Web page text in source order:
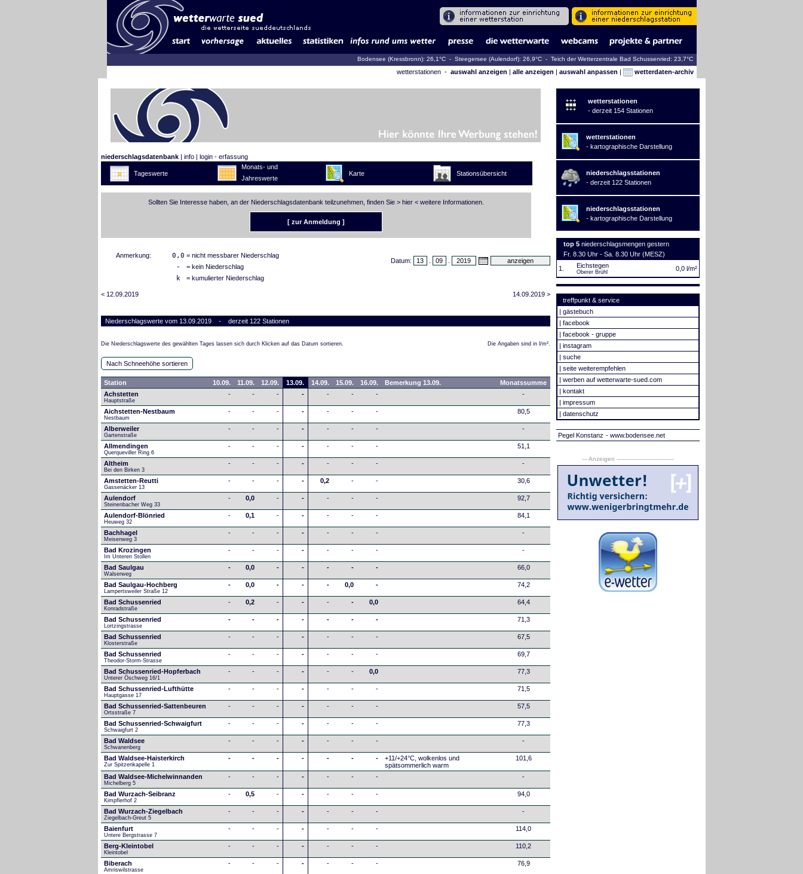
Bodensee (Kressbronn): 26,1°C - Steegersee (Aulendorf): 26,9°C - Teich der Wetterzentrale Bad Schussenried: 23,7°C
wetterstationen - auswahl anzeigen | alle anzeigen | auswahl anpassen | wetterdaten-archiv
niederschlagsdatenbank| info| login - erfassung
Tageswerte
Monats- und
Jahreswerte
Karte Stationsübersicht
Sollten Sie Interesse haben, an der Niederschlagsdatenbank teilzunehmen, finden Sie > hier< weitere Informationen.
[ zur Anmeldung ]
Datum:
Anmerkung: 0,0 = nicht messbarer Niederschlag
- = kein Niederschlag
k = kumulierter Niederschlag
< 12.09.2019 14.09.2019 >
Niederschlagswerte vom 13.09.2019 - derzeit 122 Stationen
Die Niederschlagswerte des gewählten Tages lassen sich durch Klicken auf das Datum sortieren. Die Angaben sind in l/m².
Nach Schneehöhe sortieren
Station 10.09. 11.09. 12.09. 13.09. 14.09. 15.09. 16.09. Bemerkung 13.09.
Monatssumme
Achstetten
Hauptstraße
- - - - - - - -
Aichstetten-Nestbaum
Nestbaum
- - - - - - - 80,5
Alberweiler
Gartenstraße
- - - - - - - -
Allmendingen
Querqueviller Ring 6
- - - - - - - 51,1
Altheim
Bei den Birken 3
- - - - - - - -
Amstetten-Reutti
Gassenäcker 13
- - - - 0,2 - - 30,6
Aulendorf
Steinenbacher Weg 33
- 0,0 - - - - - 92,7
Aulendorf-Blönried
Heuweg 32
- 0,1 - - - - - 84,1
Bachhagel
Meisenweg 3
- - - - - - - -
Bad Krozingen
Im Unteren Stollen
- - - - - - - -
Bad Saulgau
Walserweg
- 0,0 - - - - - 66,0
Bad Saulgau-Hochberg
Lampertsweiler Straße 12
- 0,0 - - - 0,0 - 74,2
Bad Schussenried
Konradstraße
- 0,2 - - - - 0,0 64,4
Bad Schussenried
Lortzingstrasse
- - - - - - - 71,3
Bad Schussenried
Klosterstraße
- - - - - - - 67,5
Bad Schussenried
Theodor-Storm-Strasse
- - - - - - - 69,7
Bad Schussenried-Hopferbach
Unterer Öschweg 16/1
- - - - - - 0,0 77,3
Bad Schussenried-Lufthütte
Hauptgasse 17
- - - - - - - 71,5
Bad Schussenried-Sattenbeuren
Ortsstraße 7
- - - - - - - 57,5
Bad Schussenried-Schwaigfurt
Schwaigfurt 2
- - - - - - - 77,3
Bad Waldsee
Schwanenberg
- - - - - - - -
Bad Waldsee-Haisterkirch
Zur Spitzenkapelle 1
- - - - - - -
+11/+24°C, wolkenlos und
spätsommerlich warm
101,6
Bad Waldsee-Michelwinnanden
Michelberg 5
- - - - - - - -
Bad Wurzach-Seibranz
Kimpflerhof 2
- 0,5 - - - - - 94,0
Bad Wurzach-Ziegelbach
Ziegelbach-Greut 5
- - - - - - - -
Baienfurt
Untere Bergstrasse 7
- - - - - - - 114,0
Berg-Kleintobel
Kleintobel
- - - - - - - 110,2
Biberach
Amriswilstrasse
- - - - - - - 76,9
wetterstationen
- derzeit 154 Stationen
wetterstationen
- kartographische Darstellung
niederschlagsstationen
- derzeit 122 Stationen
niederschlagsstationen
- kartographische Darstellung
top 5 niederschlagsmengen gestern
Fr. 8.30 Uhr - Sa. 8.30 Uhr (MESZ)
1.
Eichstegen
Oberer Brühl 0,0 l/m²
treffpunkt & service
| gästebuch
| facebook
| facebook - gruppe
| instagram
| suche
| seite weiterempfehlen
| werben auf wetterwarte-sued.com
| kontakt
| impressum
| datenschutz
Pegel Konstanz - www.bodensee.net
--- Anzeigen --------------------------------